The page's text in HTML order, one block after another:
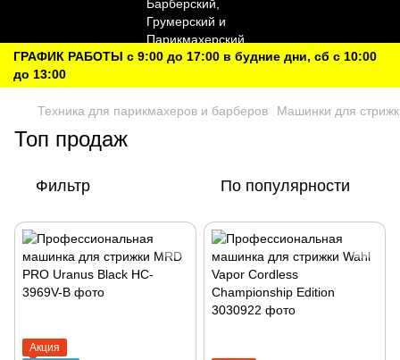
ГРАФИК РАБОТЫ с 9:00 до 17:00 в будние дни, сб с 10:00
до 13:00
Техника для парикмахеров и барберов Машинки для
Топ продаж
Фильтр По популярности
Акция